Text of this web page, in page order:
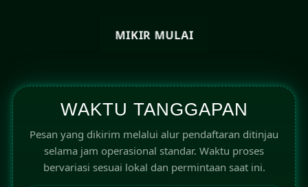
MIKIR MULAI
WAKTU TANGGAPAN
Pesan yang dikirim melalui alur pendaftaran ditinjau
selama jam operasional standar. Waktu proses
bervariasi sesuai lokal dan permintaan saat ini.